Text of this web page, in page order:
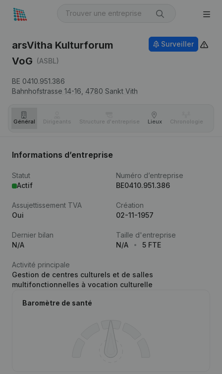
arsVitha Kulturforum
VoG (ASBL)
BE 0410.951.386
Bahnhofstrasse 14-16, 4780 Sankt Vith
Surveiller
Général Dirigeants Structure d'entreprise Lieux Chronologie
Informations d’entreprise
Statut
Actif
Numéro d’entreprise
BE0410.951.386
Assujettissement TVA
Oui
Création
02-11-1957
Dernier bilan
N/A
Taille d'entreprise
N/A
5 FTE
Activité principale
Gestion de centres culturels et de salles
multifonctionnelles à vocation culturelle
Baromètre de santé